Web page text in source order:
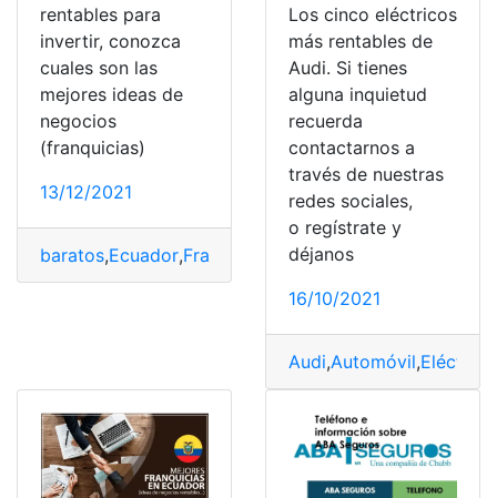
rentables para
invertir, conozca
cuales son las
mejores ideas de
negocios
(franquicias)
13/12/2021
baratos,Ecuador,Franquicias Negocios
Los cinco eléctricos
más rentables de
Audi. Si tienes
alguna inquietud
recuerda
contactarnos a
través de nuestras
redes sociales,
o regístrate y
déjanos
16/10/2021
Audi,Automóvil,